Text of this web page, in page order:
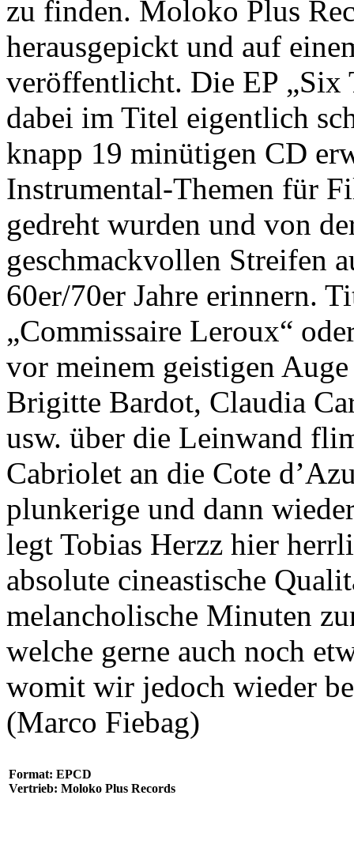
zu finden. Moloko Plus
herausgepickt und auf
veröffentlicht. Die EP „Six
dabei im Titel eigentlich
knapp 19 minütigen CD
Instrumental-Themen für
gedreht wurden und von
geschmackvollen Streifen
60er/70er Jahre erinnern.
„Commissaire Leroux“
vor meinem geistigen
Brigitte Bardot, Claudia
usw. über die Leinwand
Cabriolet an die Cote
plunkerige und dann
legt Tobias Herzz hier
absolute cineastische
melancholische Minuten
welche gerne auch noch
womit wir jedoch wieder
(Marco Fiebag)
Format: EPCD
Vertrieb: Moloko Plus Records